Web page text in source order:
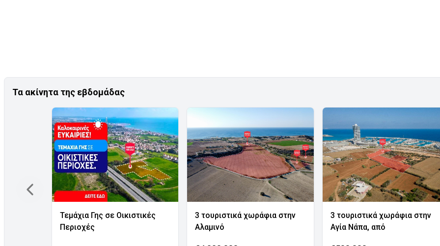
Τα ακίνητα της εβδομάδας
Τεμάχια Γης σε Οικιστικές
Περιοχές
3 τουριστικά χωράφια στην
Αλαμινό
3 τουριστικά χωράφια στην
Αγία Νάπα, από